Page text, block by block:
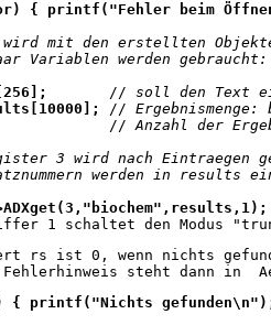
{ printf("Fehler beim Öffnen
mit den erstellten
Variablen werden gebraucht:
      //
soll den Text
// Ergebnismenge:
rs;
// Anzahl der
3 wird nach Eintraegen
werden in results
1 schaltet den Modus
rs ist 0, wenn nichts
steht dann in
{ printf("Nichts